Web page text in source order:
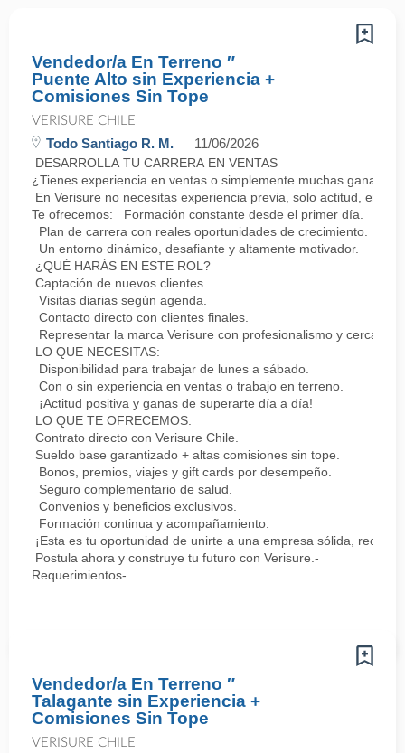
Vendedor/a En Terreno ″
Puente Alto sin Experiencia +
Comisiones Sin Tope
VERISURE CHILE
Todo Santiago R. M. 11/06/2026
DESARROLLA TU CARRERA EN VENTAS
¿Tienes experiencia en ventas o simplemente muchas ganas
En Verisure no necesitas experiencia previa, solo actitud,
Te ofrecemos: Formación constante desde el primer día.
Plan de carrera con reales oportunidades de crecimiento.
Un entorno dinámico, desafiante y altamente motivador.
¿QUÉ HARÁS EN ESTE ROL?
Captación de nuevos clientes.
Visitas diarias según agenda.
Contacto directo con clientes finales.
Representar la marca Verisure con profesionalismo y cercanía.
LO QUE NECESITAS:
Disponibilidad para trabajar de lunes a sábado.
Con o sin experiencia en ventas o trabajo en terreno.
¡Actitud positiva y ganas de superarte día a día!
LO QUE TE OFRECEMOS:
Contrato directo con Verisure Chile.
Sueldo base garantizado + altas comisiones sin tope.
Bonos, premios, viajes y gift cards por desempeño.
Seguro complementario de salud.
Convenios y beneficios exclusivos.
Formación continua y acompañamiento.
¡Esta es tu oportunidad de unirte a una empresa sólida,
Postula ahora y construye tu futuro con Verisure.-
Requerimientos- ...
Vendedor/a En Terreno ″
Talagante sin Experiencia +
Comisiones Sin Tope
VERISURE CHILE